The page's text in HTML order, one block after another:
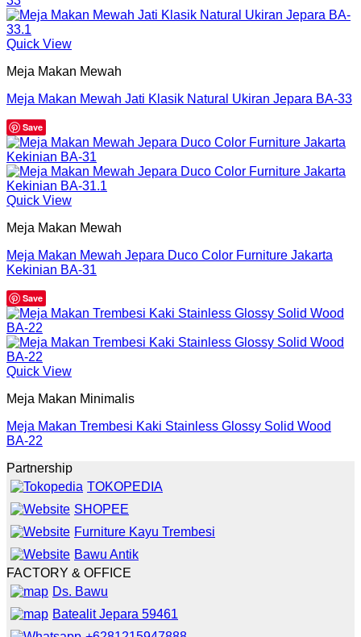
Quick View
Meja Makan Mewah
Meja Makan Mewah Jati Klasik Natural Ukiran Jepara BA-33
Save
Quick View
Meja Makan Mewah
Meja Makan Mewah Jepara Duco Color Furniture Jakarta
Kekinian BA-31
Save
Quick View
Meja Makan Minimalis
Meja Makan Trembesi Kaki Stainless Glossy Solid Wood
BA-22
Partnership
TOKOPEDIA
SHOPEE
Furniture Kayu Trembesi
Bawu Antik
FACTORY & OFFICE
Ds. Bawu
Batealit Jepara 59461